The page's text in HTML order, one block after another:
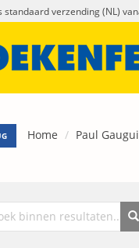
standaard verzending (NL)
Home Paul